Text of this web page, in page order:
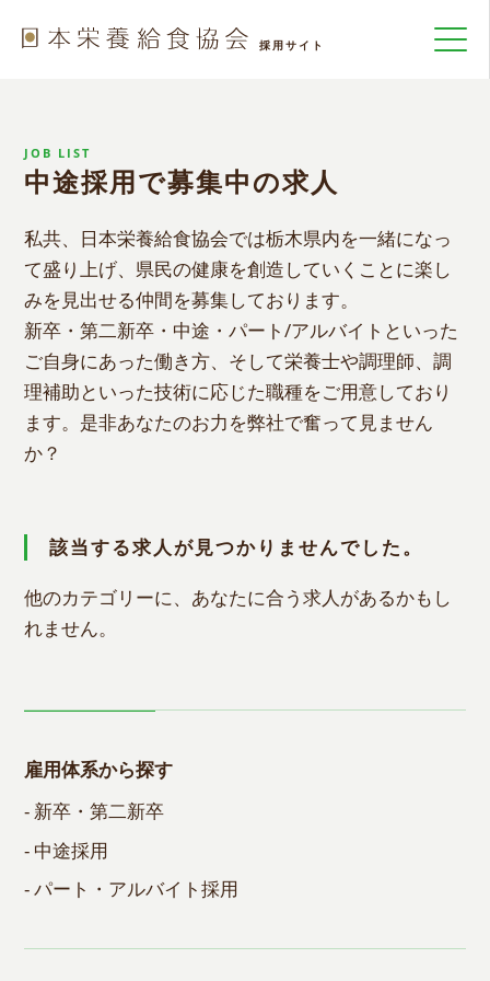
JOB LIST
中途採用で募集中の求人
私共、日本栄養給食協会では栃木県内を一緒になっ
て盛り上げ、県民の健康を創造していくことに楽し
みを見出せる仲間を募集しております。
新卒・第二新卒・中途・パート/アルバイトといった
ご自身にあった働き方、そして栄養士や調理師、調
理補助といった技術に応じた職種をご用意しており
ます。是非あなたのお力を弊社で奮って見ません
か？
該当する求人が見つかりませんでした。
他のカテゴリーに、あなたに合う求人があるかもし
れません。
雇用体系から探す
- 新卒・第二新卒
- 中途採用
- パート・アルバイト採用